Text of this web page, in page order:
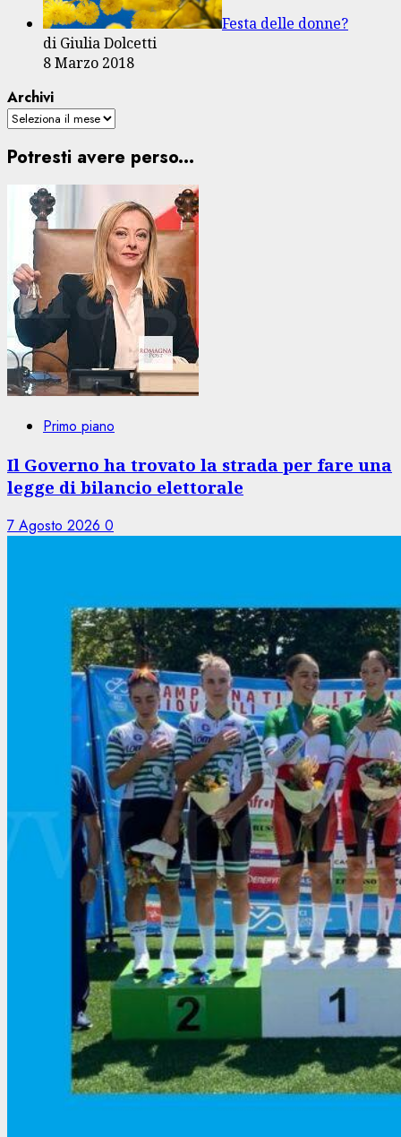
Festa delle donne?
di Giulia Dolcetti
8 Marzo 2018
Archivi
Potresti avere perso...
Primo piano
Il Governo ha trovato la strada per fare una
legge di bilancio elettorale
7 Agosto 2026 0